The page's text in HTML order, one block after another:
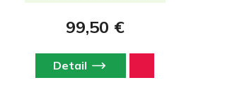
99,50 €
Detail